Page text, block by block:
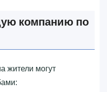
компанию по
жители могут